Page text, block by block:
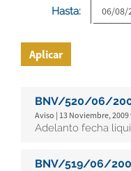
Hasta:
Aplicar
BNV/520/06/
Aviso | 13 Noviembre, 2009
Adelanto fecha
BNV/519/06/